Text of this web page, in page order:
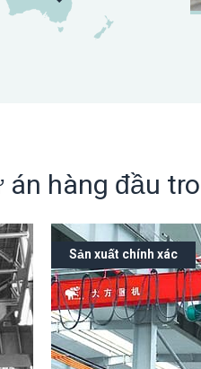
hàng đầu
Sản xuất chính xác